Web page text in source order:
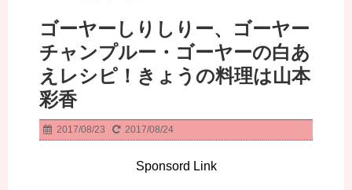
ゴーヤーしりしりー、ゴーヤー
チャンプルー・ゴーヤーの白あ
えレシピ！きょうの料理は山本
彩香
2017/08/23 2017/08/24
Sponsord Link